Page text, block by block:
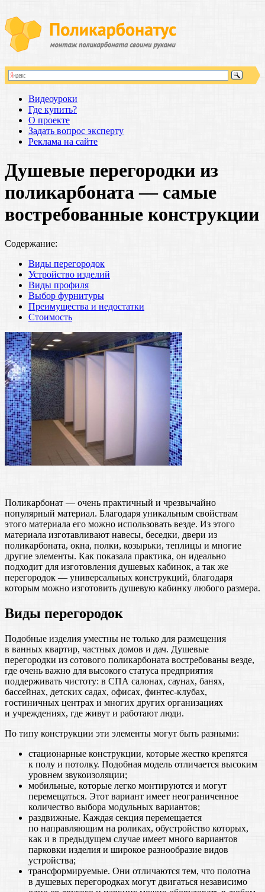
Видеоуроки
Где купить?
О проекте
Задать вопрос эксперту
Реклама на сайте
Душевые перегородки из
поликарбоната — самые
востребованные конструкции
Содержание:
Виды перегородок
Устройство изделий
Виды профиля
Выбор фурнитуры
Преимущества и недостатки
Стоимость
Поликарбонат — очень практичный и чрезвычайно
популярный материал. Благодаря уникальным свойствам
этого материала его можно использовать везде. Из этого
материала изготавливают навесы, беседки, двери из
поликарбоната, окна, полки, козырьки, теплицы и многие
другие элементы. Как показала практика, он идеально
подходит для изготовления душевых кабинок, а так же
перегородок — универсальных конструкций, благодаря
которым можно изготовить душевую кабинку любого размера.
Виды перегородок
Подобные изделия уместны не только для размещения
в ванных квартир, частных домов и дач. Душевые
перегородки из сотового поликарбоната востребованы везде,
где очень важно для высокого статуса предприятия
поддерживать чистоту: в СПА салонах, саунах, банях,
бассейнах, детских садах, офисах, финтес-клубах,
гостиничных центрах и многих других организациях
и учреждениях, где живут и работают люди.
По типу конструкции эти элементы могут быть разными:
стационарные конструкции, которые жестко крепятся
к полу и потолку. Подобная модель отличается высоким
уровнем звукоизоляции;
мобильные, которые легко монтируются и могут
перемещаться. Этот вариант имеет неограниченное
количество выбора модульных вариантов;
раздвижные. Каждая секция перемещается
по направляющим на роликах, обустройство которых,
как и в предыдущем случае имеет много вариантов
парковки изделия и широкое разнообразие видов
устройства;
трансформируемые. Они отличаются тем, что полотна
в душевых перегородках могут двигаться независимо